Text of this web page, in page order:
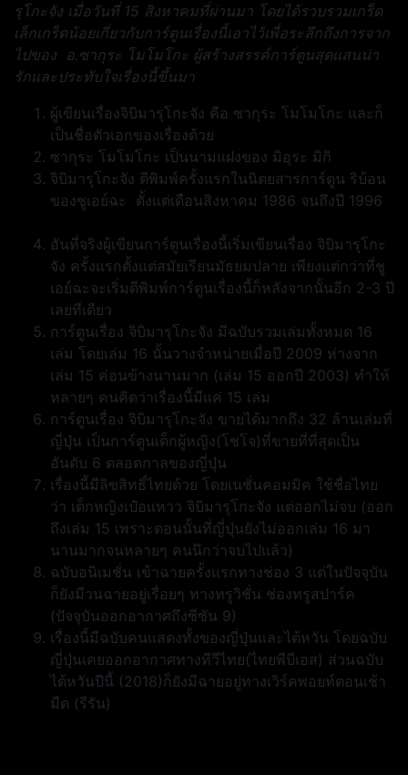
รุโกะจัง เมื่อวันที่ 15 สิงหาคมที่ผ่านมา โดยได้รวบรวมเกร็ด
เล็กเกร็ดน้อยเกี่ยวกับการ์ตูนเรื่องนี้เอาไว้เพื่อระลึกถึงการจาก
ไปของ อ.ซากุระ โมโมโกะ ผู้สร้างสรรค์การ์ตูนสุดแสนน่า
รักและประทับใจเรื่องนี้ขึ้นมา
ผู้เขียนเรื่องจิบิมารุโกะจัง คือ ซากุระ โมโมโกะ และก็
เป็นชื่อตัวเอกของเรื่องด้วย
ซากุระ โมโมโกะ เป็นนามแฝงของ มิอุระ มิกิ
จิบิมารุโกะจัง ตีพิมพ์ครั้งแรกในนิตยสารการ์ตูน ริบ้อน
ของชูเอย์ฉะ ตั้งแต่เดือนสิงหาคม 1986 จนถึงปี 1996
อันที่จริงผู้เขียนการ์ตูนเรื่องนี้เริ่มเขียนเรื่อง จิบิมารุโกะ
จัง ครั้งแรกตั้งแต่สมัยเรียนมัธยมปลาย เพียงแต่กว่าที่ชู
เอย์ฉะจะเริ่มตีพิมพ์การ์ตูนเรื่องนี้ก็หลังจากนั้นอีก 2-3 ปี
เลยทีเดียว
การ์ตูนเรื่อง จิบิมารุโกะจัง มีฉบับรวมเล่มทั้งหมด 16
เล่ม โดยเล่ม 16 นั้นวางจำหน่ายเมื่อปี 2009 ห่างจาก
เล่ม 15 ค่อนข้างนานมาก (เล่ม 15 ออกปี 2003) ทำให้
หลายๆ คนคิดว่าเรื่องนี้มีแค่ 15 เล่ม
การ์ตูนเรื่อง จิบิมารุโกะจัง ขายได้มากถึง 32 ล้านเล่มที่
ญี่ปุ่น เป็นการ์ตูนเด็กผู้หญิง(โชโจ)ที่ขายที่ที่สุดเป็น
อันดับ 6 ตลอดกาลของญี่ปุ่น
เรื่องนี้มีลิขสิทธิ์ไทยด้วย โดยเนชั่นคอมมิค ใช้ชื่อไทย
ว่า เด็กหญิงเป๋อแหวว จิบิมารุโกะจัง แต่ออกไม่จบ (ออก
ถึงเล่ม 15 เพราะตอนนั้นที่ญี่ปุ่นยังไม่ออกเล่ม 16 มา
นานมากจนหลายๆ คนนึกว่าจบไปแล้ว)
ฉบับอนิเมชั่น เข้าฉายครั้งแรกทางช่อง 3 แต่ในปัจจุบัน
ก็ยังมีวนฉายอยู่เรื่อยๆ ทางทรูวิชั่น ช่องทรูสปาร์ค
(ปัจจุบันออกอากาศถึงซีซัน 9)
เรื่องนี้มีฉบับคนแสดงทั้งของญี่ปุ่นและไต้หวัน โดยฉบับ
ญี่ปุ่นเคยออกอากาศทางทีวีไทย(ไทยพีบีเอส) ส่วนฉบับ
ไต้หวันปีนี้ (2018)ก็ยังมีฉายอยู่ทางเวิร์คพอยท์ตอนเช้า
มืด (รีรัน)